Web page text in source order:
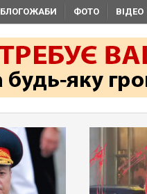
БЛОГОЖАБИ ФОТО ВІДЕО